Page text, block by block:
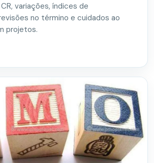
variações, índices de
no término e cuidados ao
projetos.